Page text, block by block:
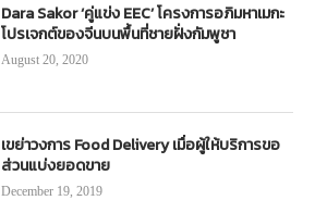
Dara Sakor ‘คู่แข่ง EEC’ โครงการอภิมหาเมกะ
โปรเจกต์ของจีนบนพื้นที่ชายฝั่งกัมพูชา
August 20, 2020
เขย่าวงการ Food Delivery เมื่อผู้ให้บริการขอ
ส่วนแบ่งยอดขาย
December 19, 2019